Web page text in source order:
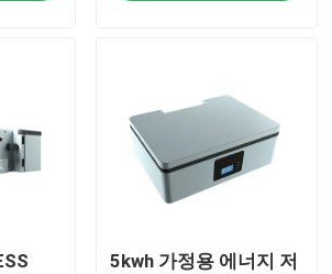
포4 전지
5kwh 가정용 에너지 저